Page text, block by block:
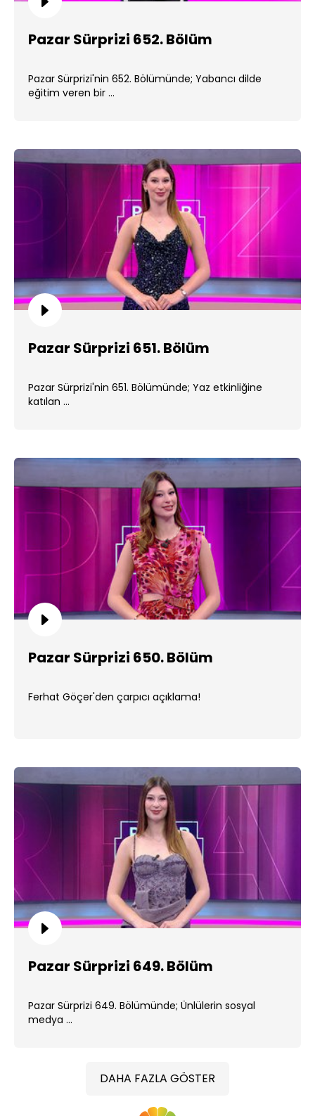
Pazar Sürprizi 652. Bölüm
Pazar Sürprizi'nin 652. Bölümünde; Yabancı dilde
eğitim veren bir ...
Pazar Sürprizi 651. Bölüm
Pazar Sürprizi'nin 651. Bölümünde; Yaz etkinliğine
katılan ...
Pazar Sürprizi 650. Bölüm
Ferhat Göçer'den çarpıcı açıklama!
Pazar Sürprizi 649. Bölüm
Pazar Sürprizi 649. Bölümünde; Ünlülerin sosyal
medya ...
DAHA FAZLA GÖSTER